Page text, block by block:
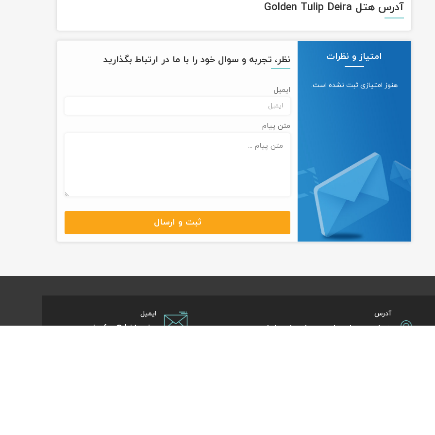
آدرس هتل Golden Tulip Deira
امتیاز و نظرات
هنوز امتیازی ثبت نشده است.
نظر، تجربه و سوال خود را با ما در ارتباط بگذارید
ایمیل
متن پیام
ثبت و ارسال
آدرس
تهران، میدان ولیعصر، ابتدای بلوار
ایمیل
info@kite.ir